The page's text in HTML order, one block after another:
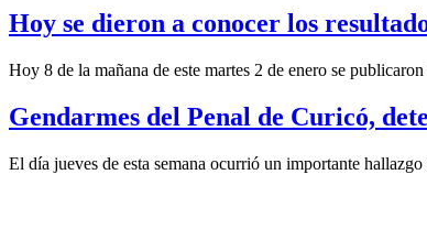
Hoy se dieron a conocer los
Hoy 8 de la mañana de este martes 2 de enero se
Gendarmes del Penal de Curicó,
El día jueves de esta semana ocurrió un importante